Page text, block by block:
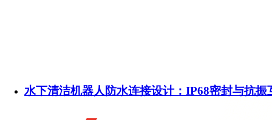
水下清洁机器人防水连接设计：IP68密封与抗振